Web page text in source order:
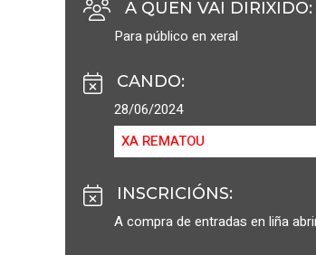
A QUEN VAI DIRIXIDO:
Para público en xeral
CANDO:
28/06/2024
XA REMATOU
INSCRICIÓNS:
A compra de entradas en liña